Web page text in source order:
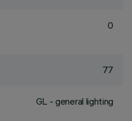
0
77
GL - general lighting